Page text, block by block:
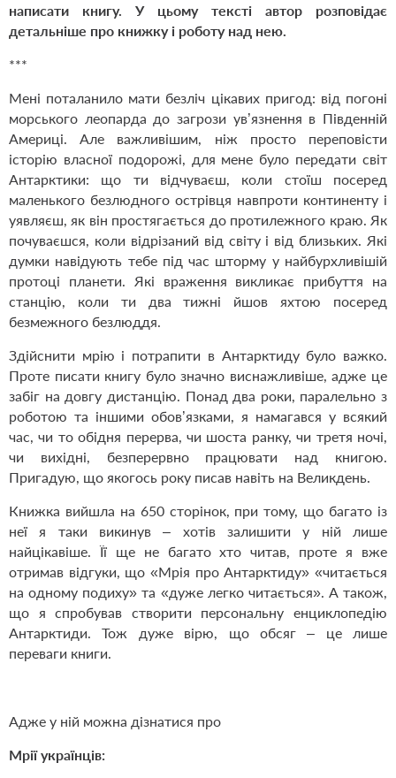
написати книгу. У цьому тексті автор розповідає
детальніше про книжку і роботу над нею.
***
Мені поталанило мати безліч цікавих пригод: від погоні
морського леопарда до загрози ув’язнення в Південній
Америці. Але важливішим, ніж просто переповісти
історію власної подорожі, для мене було передати світ
Антарктики: що ти відчуваєш, коли стоїш посеред
маленького безлюдного острівця навпроти континенту і
уявляєш, як він простягається до протилежного краю. Як
почуваєшся, коли відрізаний від світу і від близьких. Які
думки навідують тебе під час шторму у найбурхливішій
протоці планети. Які враження викликає прибуття на
станцію, коли ти два тижні йшов яхтою посеред
безмежного безлюддя.
Здійснити мрію і потрапити в Антарктиду було важко.
Проте писати книгу було значно виснажливіше, адже це
забіг на довгу дистанцію. Понад два роки, паралельно з
роботою та іншими обов’язками, я намагався у всякий
час, чи то обідня перерва, чи шоста ранку, чи третя ночі,
чи вихідні, безперервно працювати над книгою.
Пригадую, що якогось року писав навіть на Великдень.
Книжка вийшла на 650 сторінок, при тому, що багато із
неї я таки викинув – хотів залишити у ній лише
найцікавіше. Її ще не багато хто читав, проте я вже
отримав відгуки, що «Мрія про Антарктиду» «читається
на одному подиху» та «дуже легко читається». А також,
що я спробував створити персональну енциклопедію
Антарктиди. Тож дуже вірю, що обсяг – це лише
переваги книги.
Адже у ній можна дізнатися про
Мрії українців: